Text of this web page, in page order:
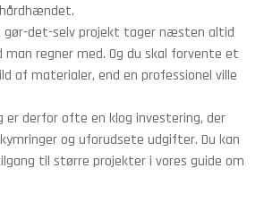
gør-det-selv projekt tager næsten altid
regner med. Og du skal forvente et
af materialer, end en professionel ville
er derfor ofte en klog investering, der
og uforudsete udgifter. Du kan
til større projekter i vores guide om